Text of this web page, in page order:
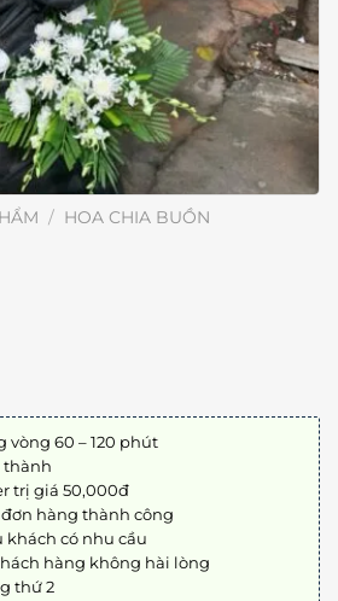
/ HOA CHIA BUỒN
vòng 60 – 120 phút
thành
trị giá 50,000đ
hàng thành công
khách có nhu cầu
hàng không hài lòng
thứ 2